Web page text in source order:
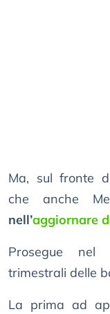
Ma, sul fronte
che anche
nell’aggiornare
Prosegue nel
trimestrali delle
La prima ad